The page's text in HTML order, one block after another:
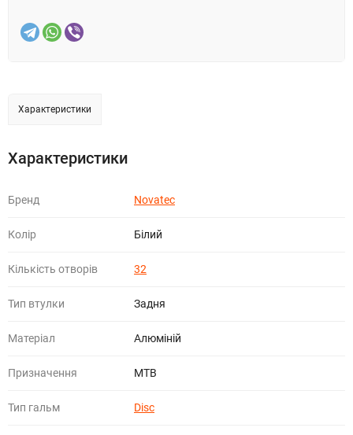
Характеристики
Характеристики
Бренд Novatec
Колір Білий
Кількість отворів 32
Тип втулки Задня
Матеріал Алюміній
Призначення МТВ
Тип гальм Disc